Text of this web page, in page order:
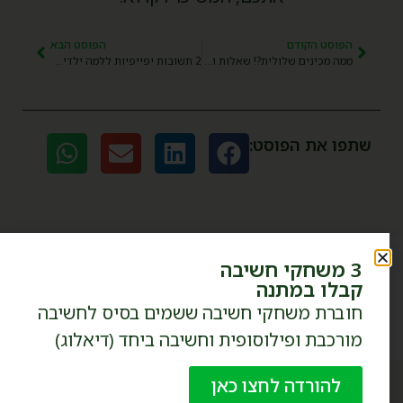
הפוסט הקודם
ממה מכינים שלולית?! שאלות ופילוסופיה בחורף
הפוסט הבא
2 תשובות יפייפיות ללמה ילדים חוזרים שוב ושוב לאותם ספרים
שתפו את הפוסט:
הרשמו עכשיו לקבוצת הוואטספ
השקטה - 'פילוסופיה עם ילדים'​
3 משחקי חשיבה
קבלו במתנה
חוברת משחקי חשיבה ששמים בסיס לחשיבה
מורכבת ופילוסופית וחשיבה ביחד (דיאלוג)
להורדה לחצו כאן